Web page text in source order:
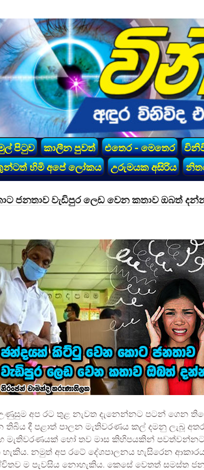
පිටුව කාලීන පුවත් එතෙර - මෙතෙර
හිමි අපේ ලෝකය
උරුමයක අසිරිය
ජනතාව වැඩිපුර ලෙඩ වෙන කතාව ඔබත්
අප රට තුළ නැවත දැනෙන්නට පටන් ගෙන
දී පළාත් පාලන මැතිවරණය කල් දමනු ලැබූ
මැතිවරණයක් හෝ තව මාස කිහිපයකින් පවත්වන්නට
හැකිය. නමුත් අප රටේ දේශපාලනය හැසිරෙන
ම පැවසිය නොහැකිය. කෙසේ වෙතත් සමස්ත